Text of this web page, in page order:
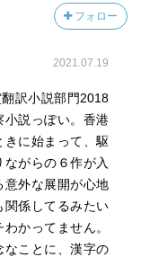
フォロー
2021.07.19
訳小説部門2018
小説っぽい。香港
きに始まって、駆
がらの６作が入
意外な展開が心地
関係してるみたい
かってません。
なことに、漢字の